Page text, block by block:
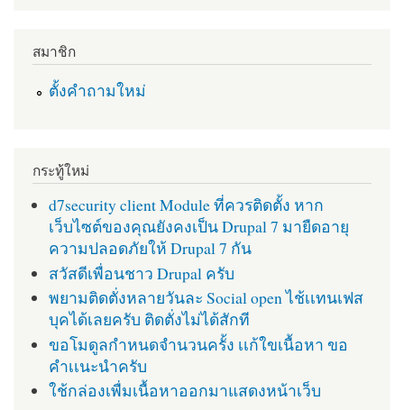
สมาชิก
ตั้งคำถามใหม่
กระทู้ใหม่
d7security client Module ที่ควรติดตั้ง หาก
เว็บไซต์ของคุณยังคงเป็น Drupal 7 มายืดอายุ
ความปลอดภัยให้ Drupal 7 กัน
สวัสดีเพื่อนชาว Drupal ครับ
พยามติดตั่งหลายวันละ Social open ไช้เเทนเฟส
บุคได้เลยครับ ติดตั่งไม่ได้สักที
ขอโมดูลกำหนดจำนวนครั้ง เเก้ใขเนื้อหา ขอ
คำเเนะนำครับ
ใช้กล่องเพื่มเนื้อหาออกมาแสดงหน้าเว็บ